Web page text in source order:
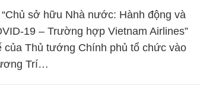
sở hữu Nhà nước: Hành động và
19 – Trường hợp Vietnam Airlines”
của Thủ tướng Chính phủ tổ chức vào
Trí…